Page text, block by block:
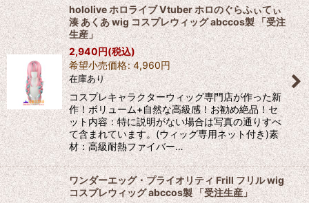
hololive ホロライブ Vtuber ホロのぐらふぃてぃ
湊 あくあ wig コスプレウィッグ abccos製 「受注
生産」
2,940円(税込)
希望小売価格: 4,960円
在庫あり
コスプレキャラクターウィッグ専門店が作った新
作！ボリューム+自然な高級感！お勧め絶品！セ
ット内容：特に説明がない場合は写真の通りすべ
て含まれています。(ウィッグ専用ネット付き)素
材：高級耐熱ファイバー…
ワンダーエッグ・プライオリティ Frill フリル wig
コスプレウィッグ abccos製 「受注生産」